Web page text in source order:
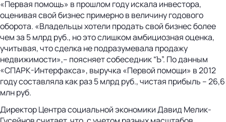
«Первая помощь» в прошлом году искала инвестора,
оценивая свой бизнес примерно в величину годового
оборота. «Владельцы хотели продать свой бизнес более
чем за 5 млрд руб., но это слишком амбициозная оценка,
учитывая, что сделка не подразумевала продажу
недвижимости»,– поясняет собеседник “Ъ”. По данным
«СПАРК-Интерфакса», выручка «Первой помощи» в 2012
году составляла как раз 5 млрд руб., чистая прибыль – 26,6
млн руб.
Директор Центра социальной экономики Давид Мелик-